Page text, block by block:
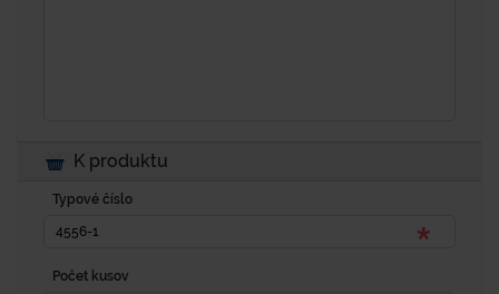
K produktu
Typové číslo
Počet kusov